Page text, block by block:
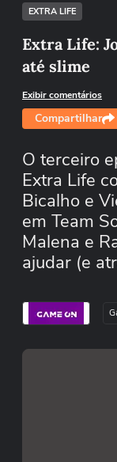
EXTRA LIFE
Extra Life:
até slime
Exibir comentários
Compartilhar
O terceiro
Extra Life
Bicalho e
em Team
Malena e
ajudar (e